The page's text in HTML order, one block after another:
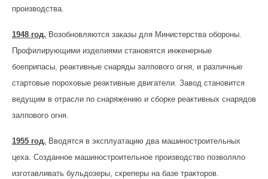
производства.
1948 год. Возобновляются заказы для Министерства обороны.
Профилирующими изделиями становятся инженерные
боеприпасы, реактивные снаряды залпового огня, и различные
стартовые пороховые реактивные двигатели. Завод становится
ведущим в отрасли по снаряжению и сборке реактивных снарядов
залпового огня.
1955 год. Вводятся в эксплуатацию два машиностроительных
цеха. Созданное машиностроительное производство позволяло
изготавливать бульдозеры, скреперы на базе тракторов.